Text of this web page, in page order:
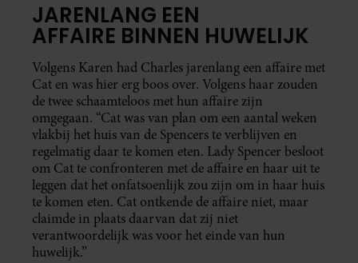
JARENLANG EEN
AFFAIRE BINNEN HUWELIJK
Volgens Karen had Charles jarenlang een affaire met
Cat en was hier erg boos over. Volgens haar zouden
de twee schaamteloos met hun affaire zijn
omgegaan. “Cat was van plan om een aantal weken
vlakbij het huis van de Spencers te verblijven en
regelmatig daar te komen eten. Lady Spencer besloot
om Cat te confronteren met de affaire en haar uit te
leggen dat het onfatsoenlijk zou zijn om in haar huis
te komen eten. Cat ontkende de affaire niet, maar
claimde in plaats daarvan dat zij niet
verantwoordelijk was voor het einde van hun
huwelijk.”